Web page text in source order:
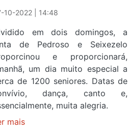
10-2022 | 14:48
em dois domingos, a
de Pedroso e Seixezelo
e proporcionará,
um dia muito especial a
de 1200 seniores. Datas de
dança, canto e,
muita alegria.
maissobre